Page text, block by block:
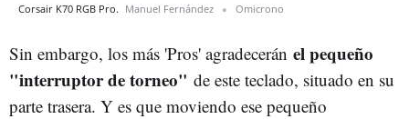
Corsair K70 RGB Pro. Manuel Fernández Omicrono
Sin embargo, los más 'Pros' agradecerán el pequeño
"interruptor de torneo" de este teclado, situado en su
parte trasera. Y es que moviendo ese pequeño